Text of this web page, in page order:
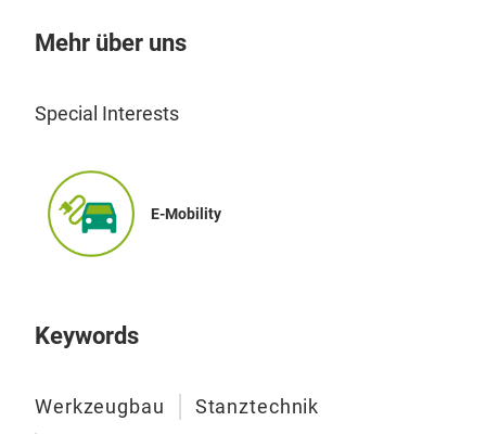
Mehr über uns
Special Interests
E-Mobility
Keywords
Werkzeugbau Stanztechnik